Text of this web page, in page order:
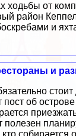
ходьбы от
район
и
и
стоит
об
полезен